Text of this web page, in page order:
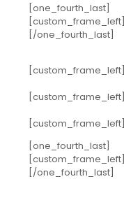
[one_fourth_last]
[custom_frame_left]
[/one_fourth_last]
[custom_frame_left]
[custom_frame_left]
[custom_frame_left]
[one_fourth_last]
[custom_frame_left]
[/one_fourth_last]